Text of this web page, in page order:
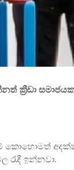
ක්‍රීඩා
කොහොමත්
ඉන්නවා.